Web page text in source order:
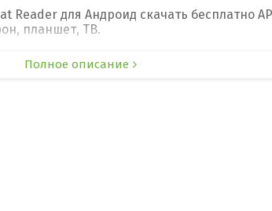
Reader для Андроид скачать бесплатно
планшет, ТВ.
Полное описание